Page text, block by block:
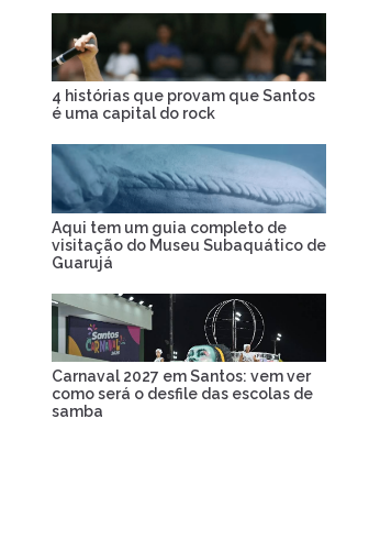
4 histórias que provam que Santos
é uma capital do rock
Aqui tem um guia completo de
visitação do Museu Subaquático de
Guarujá
Carnaval 2027 em Santos: vem ver
como será o desfile das escolas de
samba